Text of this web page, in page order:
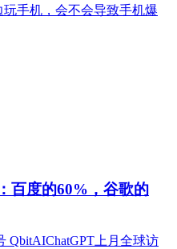
手机，会不会导致手机爆
百度的60%，谷歌的
QbitAIChatGPT上月全球访